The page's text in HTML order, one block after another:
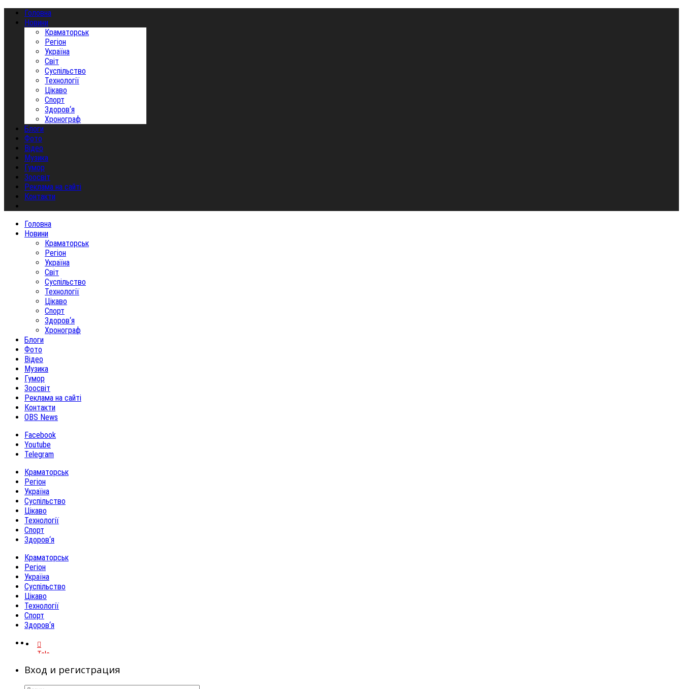
Головна
Новини
Краматорськ
Регіон
Україна
Світ
Суспільство
Технології
Цікаво
Спорт
Здоров‘я
Хронограф
Блоги
Фото
Відео
Музика
Гумор
Зоосвіт
Реклама на сайті
Контакти
Головна
Новини
Краматорськ
Регіон
Україна
Світ
Суспільство
Технології
Цікаво
Спорт
Здоров‘я
Хронограф
Блоги
Фото
Відео
Музика
Гумор
Зоосвіт
Реклама на сайті
Контакти
OBS News
Facebook
Youtube
Telegram
Краматорськ
Регіон
Україна
Суспільство
Цікаво
Технології
Спорт
Здоров‘я
Краматорськ
Регіон
Україна
Суспільство
Цікаво
Технології
Спорт
Здоров‘я
Telegram
Вход и регистрация